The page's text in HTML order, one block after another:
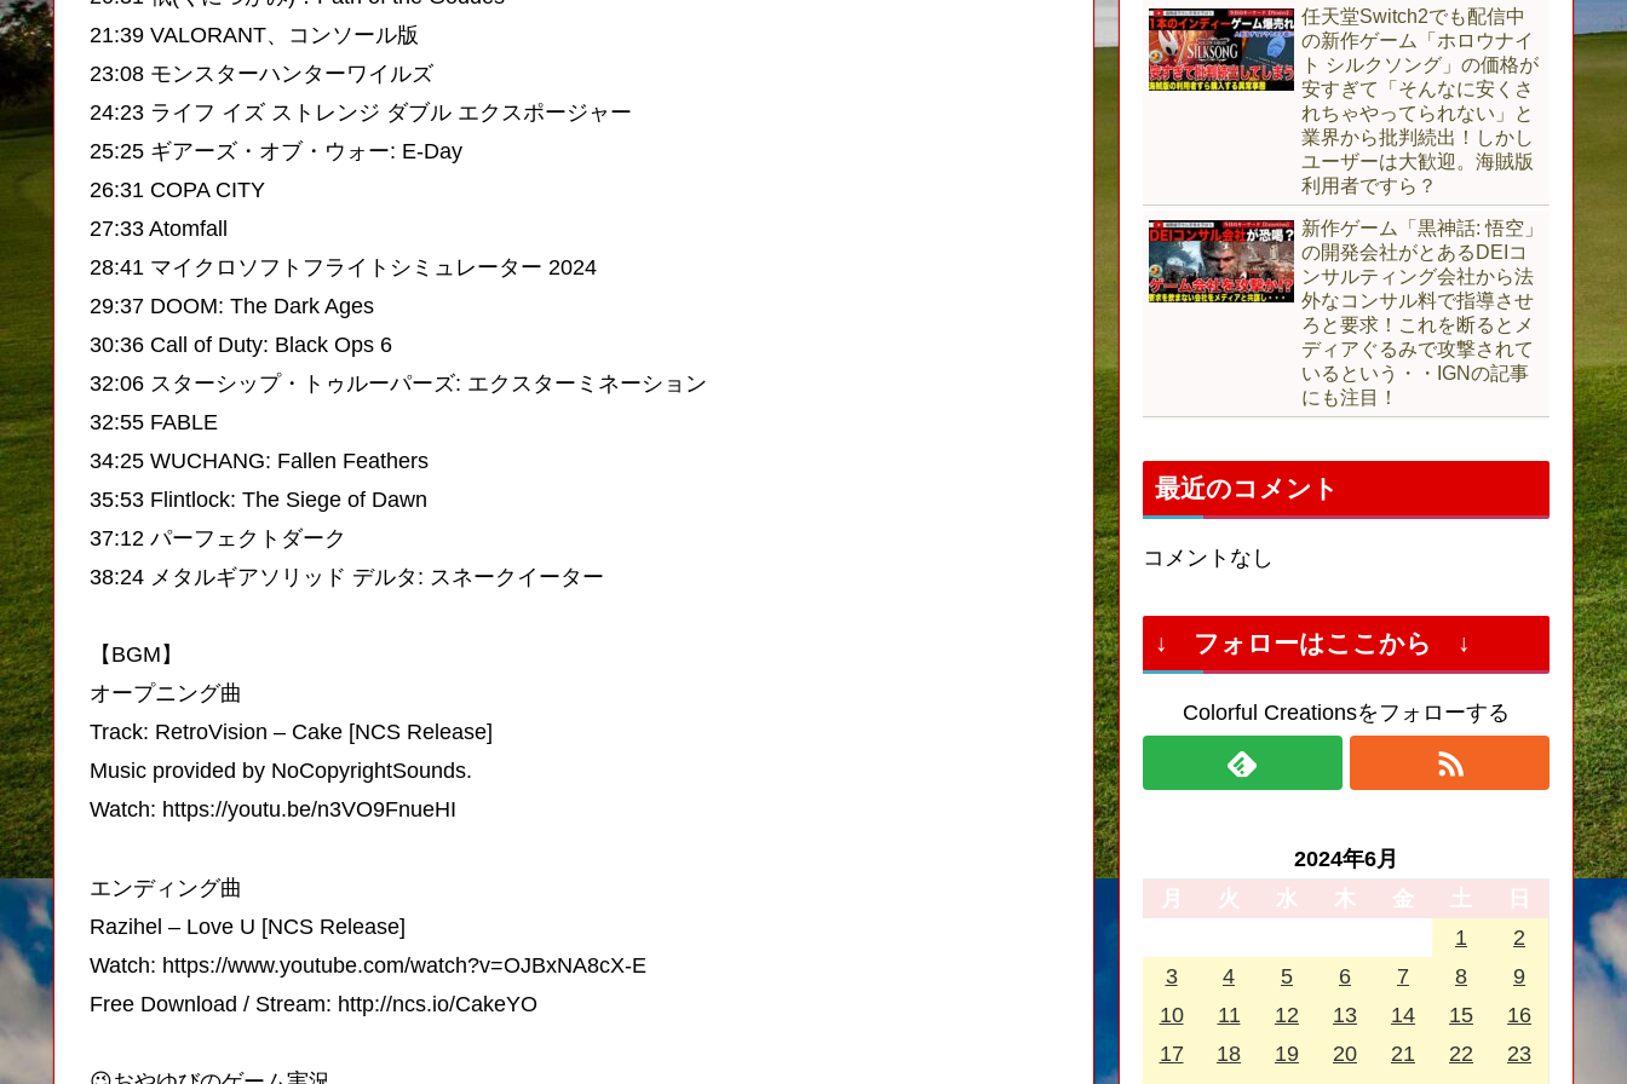
21:39 VALORANT、コンソール版
23:08 モンスターハンターワイルズ
24:23 ライフ イズ ストレンジ ダブル エクスポージャー
25:25 ギアーズ・オブ・ウォー: E-Day
26:31 COPA CITY
27:33 Atomfall
28:41 マイクロソフトフライトシミュレーター 2024
29:37 DOOM: The Dark Ages
30:36 Call of Duty: Black Ops 6
32:06 スターシップ・トゥルーパーズ: エクスターミネーション
32:55 FABLE
34:25 WUCHANG: Fallen Feathers
35:53 Flintlock: The Siege of Dawn
37:12 パーフェクトダーク
38:24 メタルギアソリッド デルタ: スネークイーター
【BGM】
オープニング曲
Track: RetroVision – Cake [NCS Release]
Music provided by NoCopyrightSounds.
Watch: https://youtu.be/n3VO9FnueHI
エンディング曲
Razihel – Love U [NCS Release]
Watch: https://www.youtube.com/watch?v=OJBxNA8cX-E
Free Download / Stream: http://ncs.io/CakeYO
任天堂Switch2でも配信中
の新作ゲーム「ホロウナイ
ト シルクソング」の価格が
安すぎて「そんなに安くさ
れちゃやってられない」と
業界から批判続出！しかし
ユーザーは大歓迎。海賊版
利用者ですら？
新作ゲーム「黒神話: 悟空」
の開発会社がとあるDEIコ
ンサルティング会社から法
外なコンサル料で指導させ
ろと要求！これを断るとメ
ディアぐるみで攻撃されて
いるという・・IGNの記事
にも注目！
最近のコメント
コメントなし
↓ フォローはここから ↓
Colorful Creationsをフォローする
2024年6月
月
火 水 木 金 土
日
1
2
3
4 5 6 7 8
9
10
11 12 13 14 15
16
17
18 19 20 21 22
23